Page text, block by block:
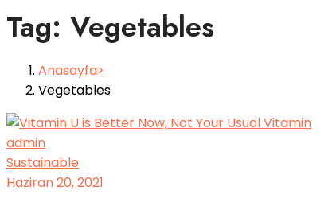
Tag: Vegetables
Anasayfa
Vegetables
admin
Sustainable
Haziran 20, 2021